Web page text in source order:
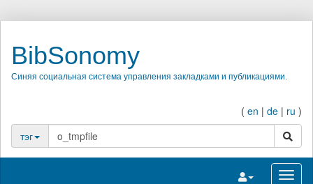
BibSonomy
Синяя социальная система управления закладками и публикациями.
( en | de | ru )
тэг
поиск
Переключить